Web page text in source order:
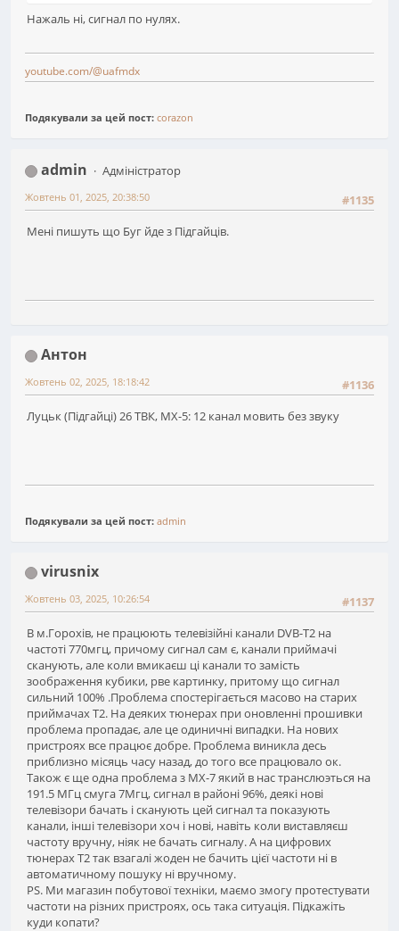
Нажаль ні, сигнал по нулях.
youtube.com/@uafmdx
Подякували за цей пост: corazon
admin
Адміністратор
#1135
Жовтень 01, 2025, 20:38:50
Мені пишуть що Буг йде з Підгайців.
Антон
#1136
Жовтень 02, 2025, 18:18:42
Луцьк (Підгайці) 26 ТВК, MX-5: 12 канал мовить без звуку
Подякували за цей пост: admin
virusnix
#1137
Жовтень 03, 2025, 10:26:54
В м.Горохів, не працюють телевізійні канали DVB-T2 на
частоті 770мгц, причому сигнал сам є, канали приймачі
сканують, але коли вмикаєш ці канали то замість
зоображення кубики, рве картинку, притому що сигнал
сильний 100% .Проблема спостерігається масово на старих
приймачах T2. На деяких тюнерах при оновленні прошивки
проблема пропадає, але це одиничні випадки. На нових
пристроях все працює добре. Проблема виникла десь
приблизно місяць часу назад, до того все працювало ок.
Також є ще одна проблема з MX-7 який в нас транслюэться на
191.5 МГц смуга 7Мгц, сигнал в районі 96%, деякі нові
телевізори бачать і сканують цей сигнал та показують
канали, інші телевізори хоч і нові, навіть коли виставляєш
частоту вручну, ніяк не бачать сигналу. А на цифрових
тюнерах T2 так взагалі жоден не бачить цієї частоти ні в
автоматичному пошуку ні вручному.
PS. Ми магазин побутової техніки, маємо змогу протестувати
частоти на різних пристроях, ось така ситуація. Підкажіть
куди копати?